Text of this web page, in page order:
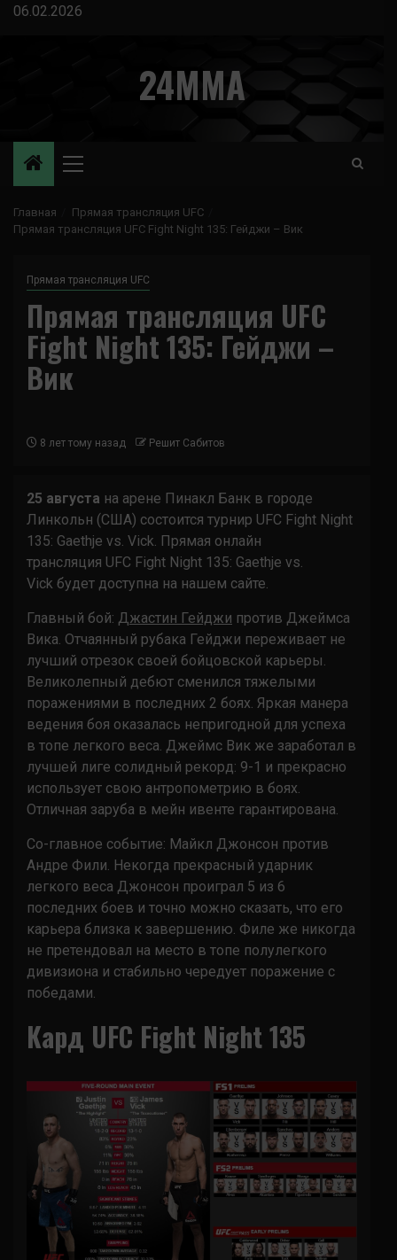
Перейти
06.02.2026
24MMA
Основное
Главная
Прямая трансляция UFC
Прямая трансляция UFC Fight Night 135: Гейджи – Вик
Прямая трансляция UFC
Прямая трансляция UFC
Fight Night 135: Гейджи –
Вик
8 лет тому назад Решит Сабитов
25 августа на арене Пинакл Банк в городе
Линкольн (США) состоится турнир UFC Fight Night
135: Gaethje vs. Vick. Прямая онлайн
трансляция UFC Fight Night 135: Gaethje vs.
Vick будет доступна на нашем сайте.
Главный бой: Джастин Гейджи против Джеймса
Вика. Отчаянный рубака Гейджи переживает не
лучший отрезок своей бойцовской карьеры.
Великолепный дебют сменился тяжелыми
поражениями в последних 2 боях. Яркая манера
ведения боя оказалась непригодной для успеха
в топе легкого веса. Джеймс Вик же заработал в
лучшей лиге солидный рекорд: 9-1 и прекрасно
использует свою антропометрию в боях.
Отличная заруба в мейн ивенте гарантирована.
Со-главное событие: Майкл Джонсон против
Андре Фили. Некогда прекрасный ударник
легкого веса Джонсон проиграл 5 из 6
последних боев и точно можно сказать, что его
карьера близка к завершению. Филе же никогда
не претендовал на место в топе полулегкого
дивизиона и стабильно чередует поражение с
победами.
Кард UFC Fight Night 135